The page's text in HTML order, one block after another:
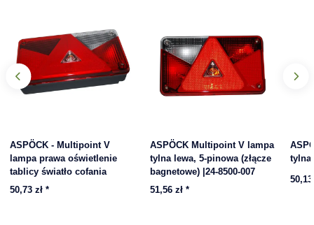
ASPÖCK - Multipoint V
lampa prawa oświetlenie
tablicy światło cofania
50,73 zł *
ASPÖCK Multipoint V lampa
tylna lewa, 5-pinowa (złącze
bagnetowe) |24-8500-007
51,56 zł *
tylna